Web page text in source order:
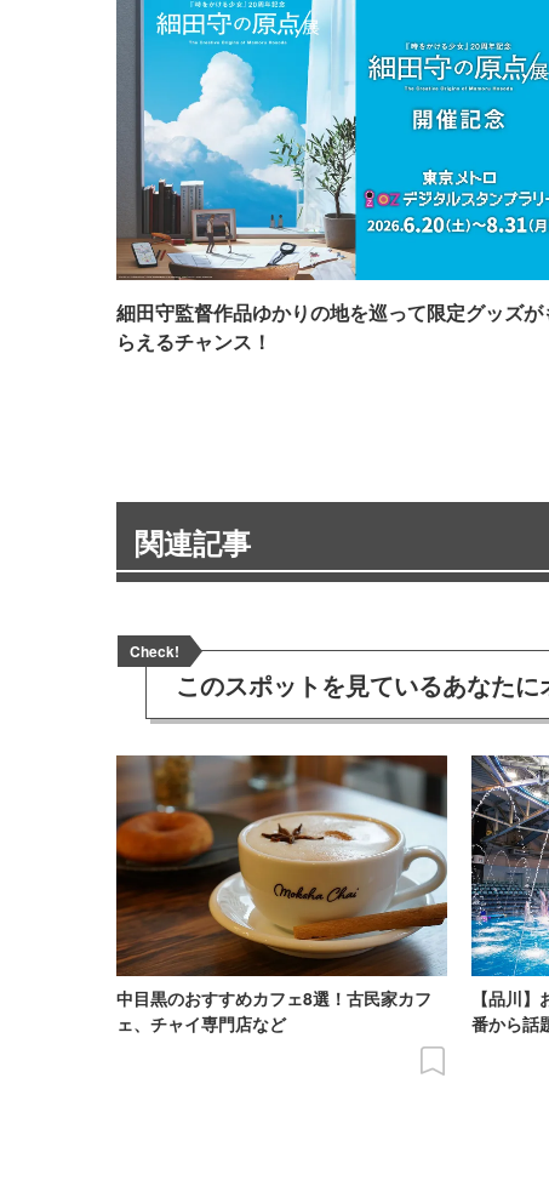
細田守監督作品ゆかりの地を巡って限定グッズが
らえるチャンス！
関連記事
Check!
このスポットを見ているあなたに
中目黒のおすすめカフェ8選！古民家カフ
ェ、チャイ専門店など
【品川
番から話